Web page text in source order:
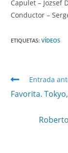
Capulet – Jozsef
Conductor –
ETIQUETAS:VÍDEOS
Entrada
Favorita.